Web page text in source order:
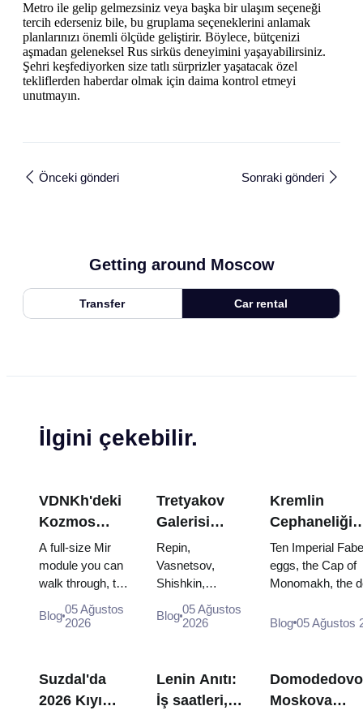
Metro ile gelip gelmezsiniz veya başka bir ulaşım seçeneği
tercih ederseniz bile, bu gruplama seçeneklerini anlamak
planlarınızı önemli ölçüde geliştirir. Böylece, bütçenizi
aşmadan geleneksel Rus sirküs deneyimini yaşayabilirsiniz.
Şehri keşfediyorken size tatlı sürprizler yaşatacak özel
tekliflerden haberdar olmak için daima kontrol etmeyi
unutmayın.
Önceki gönderi Sonraki gönderi
Getting around Moscow
Transfer Car rental
İlgini çekebilir.
VDNKh'deki
Kozmos
Pavyonu:
Rusya'nın En
Büyük Uzay
Sergisinin
İçinde
A full-size Mir
module you can
walk through, the
model, scorched
120 pieces of
Blog05 Ağustos
2026
Tretyakov
Galerisi
Başyapıtları:
Görülecek
Eserler İçin
Seyahat
Planı
Repin,
Vasnetsov,
Shishkin,
and Surikov —
where they
hang, and why
booking the...
Blog05 Ağustos
2026
Kremlin
Cephaneliği
Hazineleri:
Faberge
Yumurtaları,
Giyme
Ten Imperial
eggs, the Cap of
Monomakh, the
and the
Blog 05 Ağustos
Suzdal'da
2026 Kıyı
Lenin Anıtı:
İş saatleri,
Moskova